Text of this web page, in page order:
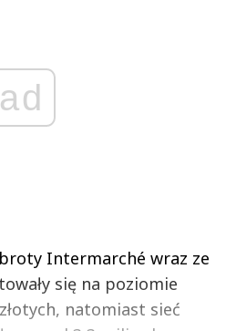
ad
Intermarché wraz ze
się na poziomie
natomiast sieć